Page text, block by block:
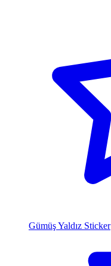
Gümüş Yaldız Sticker